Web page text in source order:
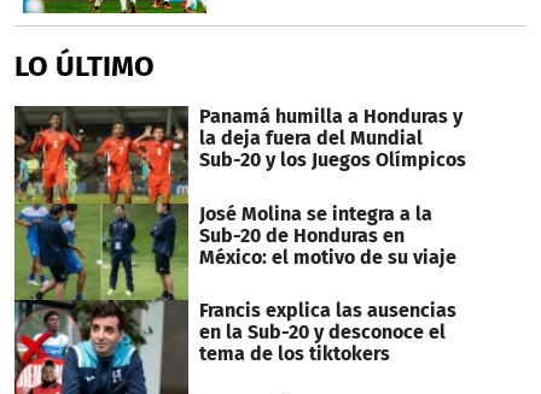
LO ÚLTIMO
Panamá humilla a Honduras y
la deja fuera del Mundial
Sub-20 y los Juegos Olímpicos
José Molina se integra a la
Sub-20 de Honduras en
México: el motivo de su viaje
Francis explica las ausencias
en la Sub-20 y desconoce el
tema de los tiktokers